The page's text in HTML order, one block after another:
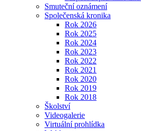
Smuteční oznámení
Společenská kronika
Rok 2026
Rok 2025
Rok 2024
Rok 2023
Rok 2022
Rok 2021
Rok 2020
Rok 2019
Rok 2018
Školství
Videogalerie
Virtuální prohlídka